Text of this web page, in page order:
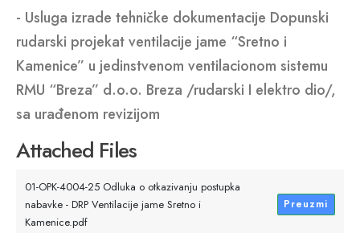
- Usluga izrade tehničke dokumentacije Dopunski
rudarski projekat ventilacije jame “Sretno i
Kamenice” u jedinstvenom ventilacionom sistemu
RMU “Breza” d.o.o. Breza /rudarski I elektro dio/,
sa urađenom revizijom
Attached Files
01-OPK-4004-25 Odluka o otkazivanju postupka
nabavke - DRP Ventilacije jame Sretno i
Kamenice.pdf
Preuzmi